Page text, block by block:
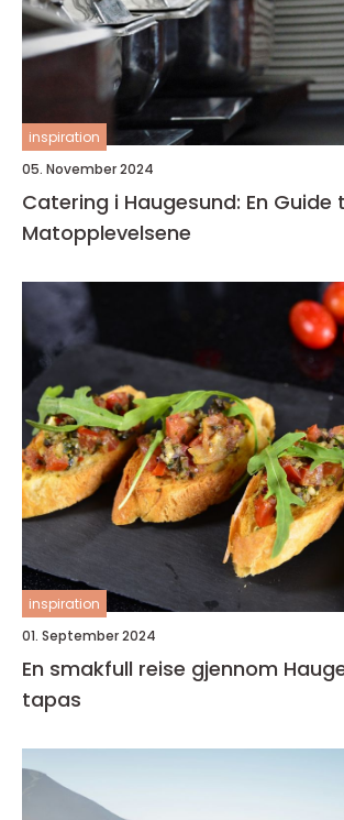
inspiration
05. November 2024
Catering i Haugesund: En Guide
Matopplevelsene
inspiration
01. September 2024
En smakfull reise gjennom
tapas